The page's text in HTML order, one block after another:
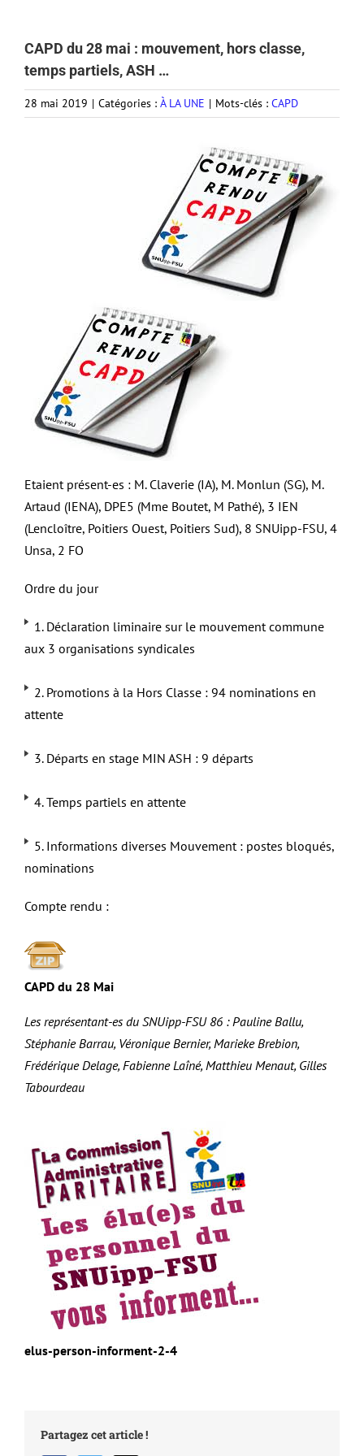
CAPD du 28 mai : mouvement, hors classe,
temps partiels, ASH …
28 mai 2019 | Catégories : À LA UNE | Mots-clés : CAPD
Etaient présent-es : M. Claverie (IA), M. Monlun (SG), M.
Artaud (IENA), DPE5 (Mme Boutet, M Pathé), 3 IEN
(Lencloître, Poitiers Ouest, Poitiers Sud), 8 SNUipp-FSU, 4
Unsa, 2 FO
Ordre du jour
1. Déclaration liminaire sur le mouvement commune
aux 3 organisations syndicales
2. Promotions à la Hors Classe : 94 nominations en
attente
3. Départs en stage MIN ASH : 9 départs
4. Temps partiels en attente
5. Informations diverses Mouvement : postes bloqués,
nominations
Compte rendu :
CAPD du 28 Mai
Les représentant-es du SNUipp-FSU 86 : Pauline Ballu,
Stéphanie Barrau, Véronique Bernier, Marieke Brebion,
Frédérique Delage, Fabienne Laîné, Matthieu Menaut, Gilles
Tabourdeau
elus-person-informent-2-4
Partagez cet article !